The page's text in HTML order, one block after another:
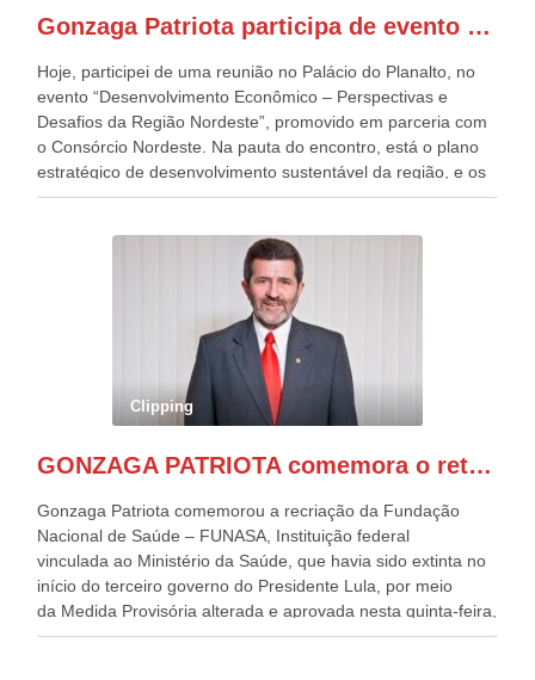
Patriota.
Gonzaga Patriota participa de evento em prol do desenvolvimento do Nordeste
Hoje, participei de uma reunião no Palácio do Planalto, no
evento “Desenvolvimento Econômico – Perspectivas e
Desafios da Região Nordeste”, promovido em parceria com
o Consórcio Nordeste. Na pauta do encontro, está o plano
estratégico de desenvolvimento sustentável da região, e os
desafios para a elaboração de políticas públicas, que
evento contou com a presença do Vice-presidente Geraldo
Alckmin, que também ocupa o Ministério do
Desenvolvimento, Indústria, Comércio e Serviços, o ex
governador de Pernambuco, agora Presidente do Banco do
Nordeste, Paulo Câmara, o ex Deputado Federal, e
atualmente Superintendente da SUDENE, Danilo Cabral, da
Governadora de Pernambuco, Raquel Lyra, os ministros da
Casa Civil, Rui Costa, e da Integração e do Desenvolvimento
de todo Nordeste que também ajudam a fomentar o
Clipping
GONZAGA PATRIOTA comemora o retorno da FUNASA
Gonzaga Patriota comemorou a recriação da Fundação
Nacional de Saúde – FUNASA, Instituição federal
vinculada ao Ministério da Saúde, que havia sido extinta no
início do terceiro governo do Presidente Lula, por meio
da Medida Provisória alterada e aprovada nesta quinta-feira,
pelo Congresso Nacional. Gonzaga Patriota disse hoje em